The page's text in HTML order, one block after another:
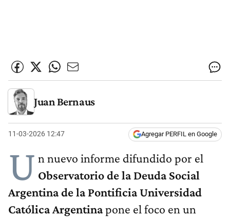
Juan Bernaus
11-03-2026 12:47 Agregar PERFIL en Google
U n nuevo informe difundido por el
Observatorio de la Deuda Social
Argentina de la Pontificia Universidad
Católica Argentinapone el foco en un